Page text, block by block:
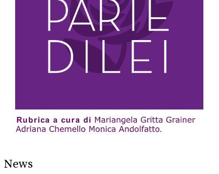
News